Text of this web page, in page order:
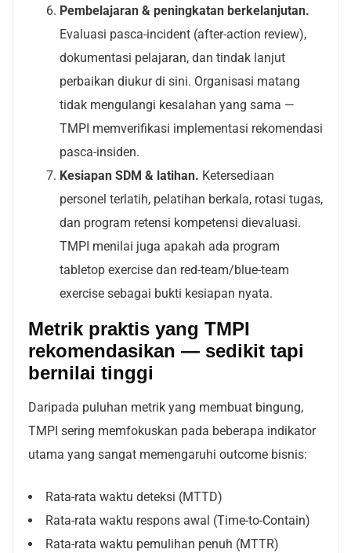
Pembelajaran & peningkatan berkelanjutan.
Evaluasi pasca-incident (after-action review),
dokumentasi pelajaran, dan tindak lanjut
perbaikan diukur di sini. Organisasi matang
tidak mengulangi kesalahan yang sama —
TMPI memverifikasi implementasi rekomendasi
pasca-insiden.
Kesiapan SDM & latihan. Ketersediaan
personel terlatih, pelatihan berkala, rotasi tugas,
dan program retensi kompetensi dievaluasi.
TMPI menilai juga apakah ada program
tabletop exercise dan red-team/blue-team
exercise sebagai bukti kesiapan nyata.
Metrik praktis yang TMPI
rekomendasikan — sedikit tapi
bernilai tinggi
Daripada puluhan metrik yang membuat bingung,
TMPI sering memfokuskan pada beberapa indikator
utama yang sangat memengaruhi outcome bisnis:
Rata-rata waktu deteksi (MTTD)
Rata-rata waktu respons awal (Time-to-Contain)
Rata-rata waktu pemulihan penuh (MTTR)